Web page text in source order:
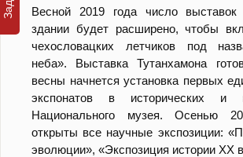
Весной 2019 года число выставок
здании будет расширено, чтобы
чехословацких летчиков под
неба». Выставка Тутанхамона
весны начнется установка первых
экспонатов в исторических и
Национального музея. Осенью
открыты все научные экспозиции:
эволюции», «Экспозиция истории ХХ